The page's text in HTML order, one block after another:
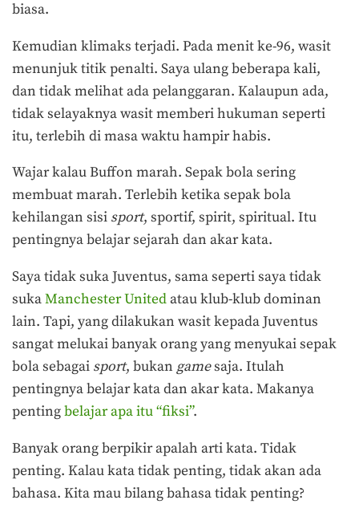
biasa.
Kemudian klimaks terjadi. Pada menit ke-96, wasit
menunjuk titik penalti. Saya ulang beberapa kali,
dan tidak melihat ada pelanggaran. Kalaupun ada,
tidak selayaknya wasit memberi hukuman seperti
itu, terlebih di masa waktu hampir habis.
Wajar kalau Buffon marah. Sepak bola sering
membuat marah. Terlebih ketika sepak bola
kehilangan sisi sport, sportif, spirit, spiritual. Itu
pentingnya belajar sejarah dan akar kata.
Saya tidak suka Juventus, sama seperti saya tidak
sukaManchester Unitedatau klub-klub dominan
lain. Tapi, yang dilakukan wasit kepada Juventus
sangat melukai banyak orang yang menyukai sepak
bola sebagai sport, bukan gamesaja. Itulah
pentingnya belajar kata dan akar kata. Makanya
pentingbelajar apa itu “fiksi”.
Banyak orang berpikir apalah arti kata. Tidak
penting. Kalau kata tidak penting, tidak akan ada
bahasa. Kita mau bilang bahasa tidak penting?